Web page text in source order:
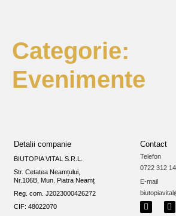
Categorie:
Evenimente
Detalii companie
BIUTOPIA VITAL S.R.L.
Str. Cetatea Neamțului,
Nr.106B, Mun. Piatra Neamț
Reg. com. J2023000426272
CIF: 48022070
Contact
Telefon
0722 312
E-mail